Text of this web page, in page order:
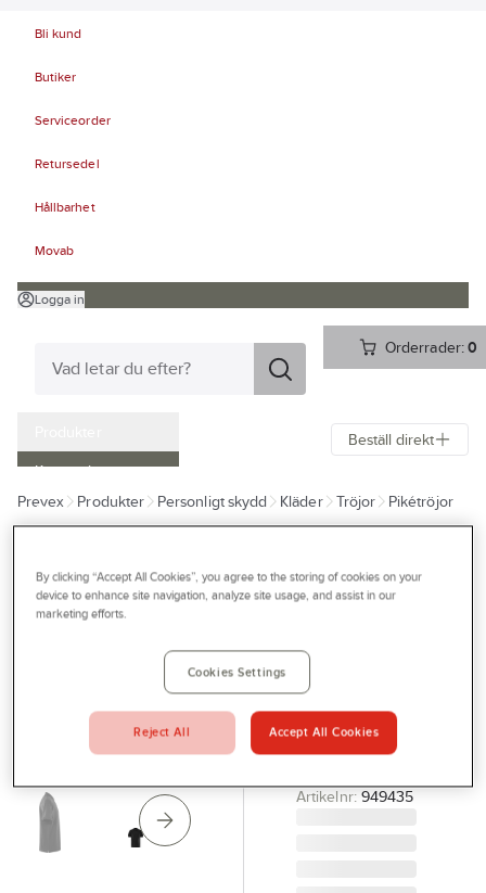
Bli kund
Butiker
Serviceorder
Retursedel
Hållbarhet
Movab
Logga in
Orderrader:0
Kampanjer
Outlet
Bli kund
Serviceverkstad
Företagsprofilering
Movab
Beställ direkt
Prevex Produkter Personligt skydd Kläder Tröjor Pikétröjor
Pikétröja
Fristads
1721 PIQ
SVART
FRISTADS
100219-940
Artikelnr: 949435
By clicking “Accept All Cookies”, you agree to the storing of cookies on your
device to enhance site navigation, analyze site usage, and assist in our
marketing efforts.
Cookies Settings
Reject All Accept All Cookies